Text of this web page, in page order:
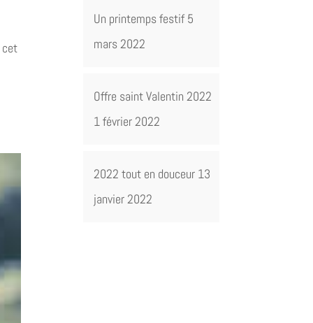
cet
Un printemps festif 5
mars 2022
Offre saint Valentin 2022
1 février 2022
2022 tout en douceur 13
janvier 2022